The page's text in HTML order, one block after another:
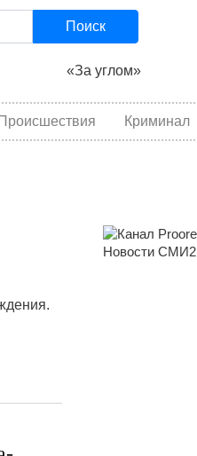
Поиск
«За углом»
Происшествия Криминал
Новости СМИ2